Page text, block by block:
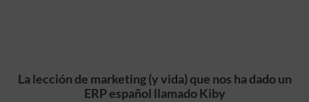
La lección de marketing (y vida) que nos ha dado un
ERP español llamado Kiby